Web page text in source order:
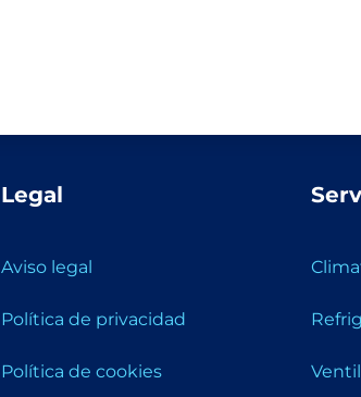
Legal
Aviso legal
Política de privacidad
Política de cookies